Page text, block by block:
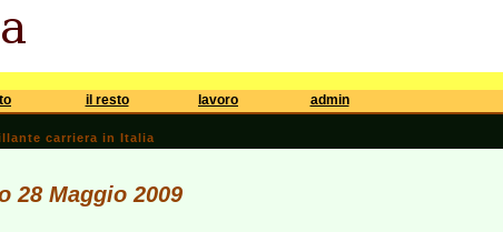
il resto lavoro admin
carriera in Italia
28 Maggio 2009